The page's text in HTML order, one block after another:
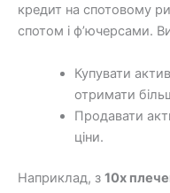
кредит на спотовому
спотом і ф’ючерсами.
Купувати
отримати
Продавати
ціни.
Наприклад, з 10x